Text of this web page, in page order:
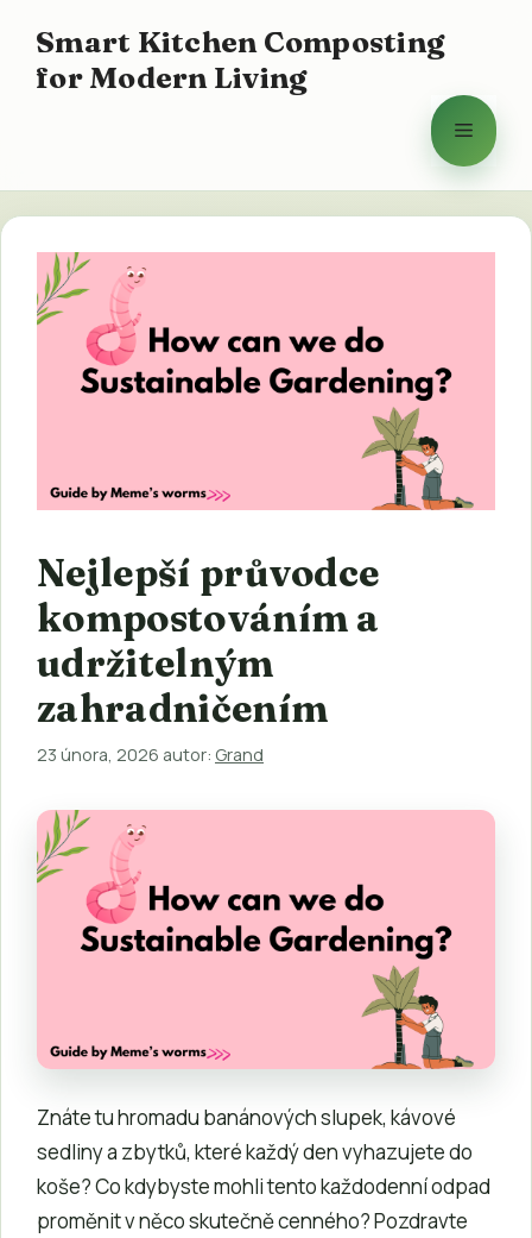
obsah
Smart Kitchen Composting
for Modern Living
Menu
Nejlepší průvodce
kompostováním a
udržitelným
zahradničením
23 února, 2026 autor: Grand
Znáte tu hromadu banánových slupek, kávové
sedliny a zbytků, které každý den vyhazujete do
koše? Co kdybyste mohli tento každodenní odpad
proměnit v něco skutečně cenného? Pozdravte